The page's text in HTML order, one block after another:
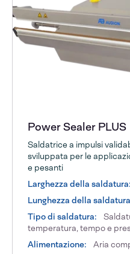
Power Sealer PLUS
Saldatrice a impulsi
sviluppata per le
e pesanti
Larghezza della saldatura:
Lunghezza della
Tipo di saldatura:
temperatura, tempo e
Alimentazione:
Aria